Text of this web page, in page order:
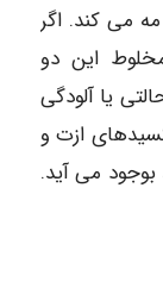
می کند. اگر
این دو
یا آلودگی
ازت و
بوجود می آید.